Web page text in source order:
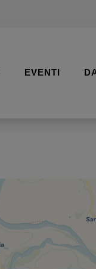
EVENTI